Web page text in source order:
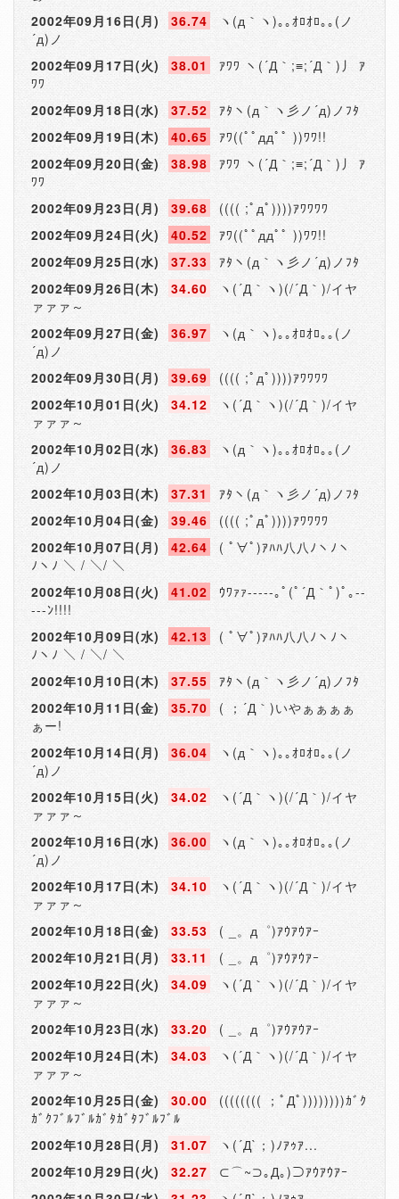
2002年09月16日(月)
36.74
ヽ(д｀ヽ)｡｡ｵﾛｵﾛ｡｡(ノ
´д)ノ
2002年09月17日(火)
38.01
ｱﾜﾜ ヽ(´Д｀;≡;´Д｀)丿 ｱ
ﾜﾜ
2002年09月18日(水)
37.52
ｱﾀヽ(д｀ヽ彡ノ´д)ノﾌﾀ
2002年09月19日(木)
40.65
ｱﾜ((ﾟﾟддﾟﾟ ))ﾜﾜ!!
2002年09月20日(金)
38.98
ｱﾜﾜ ヽ(´Д｀;≡;´Д｀)丿 ｱ
ﾜﾜ
2002年09月23日(月)
39.68
(((( ;ﾟдﾟ))))ｱﾜﾜﾜﾜ
2002年09月24日(火)
40.52
ｱﾜ((ﾟﾟддﾟﾟ ))ﾜﾜ!!
2002年09月25日(水)
37.33
ｱﾀヽ(д｀ヽ彡ノ´д)ノﾌﾀ
2002年09月26日(木)
34.60
ヽ(´Д｀ヽ)(/´Д｀)/イヤ
ァァァ～
2002年09月27日(金)
36.97
ヽ(д｀ヽ)｡｡ｵﾛｵﾛ｡｡(ノ
´д)ノ
2002年09月30日(月)
39.69
(((( ;ﾟдﾟ))))ｱﾜﾜﾜﾜ
2002年10月01日(火)
34.12
ヽ(´Д｀ヽ)(/´Д｀)/イヤ
ァァァ～
2002年10月02日(水)
36.83
ヽ(д｀ヽ)｡｡ｵﾛｵﾛ｡｡(ノ
´д)ノ
2002年10月03日(木)
37.31
ｱﾀヽ(д｀ヽ彡ノ´д)ノﾌﾀ
2002年10月04日(金)
39.46
(((( ;ﾟдﾟ))))ｱﾜﾜﾜﾜ
2002年10月07日(月)
42.64
( ﾟ∀ﾟ)ｱﾊﾊ八八ﾉヽﾉヽ
ﾉヽﾉ ＼ / ＼/ ＼
2002年10月08日(火)
41.02
ｳﾜｧｧ-----｡ﾟ(ﾟ´Д｀ﾟ)ﾟ｡--
---ﾝ!!!!
2002年10月09日(水)
42.13
( ﾟ∀ﾟ)ｱﾊﾊ八八ﾉヽﾉヽ
ﾉヽﾉ ＼ / ＼/ ＼
2002年10月10日(木)
37.55
ｱﾀヽ(д｀ヽ彡ノ´д)ノﾌﾀ
2002年10月11日(金)
35.70
( ；´Д｀)いやぁぁぁぁ
ぁー!
2002年10月14日(月)
36.04
ヽ(д｀ヽ)｡｡ｵﾛｵﾛ｡｡(ノ
´д)ノ
2002年10月15日(火)
34.02
ヽ(´Д｀ヽ)(/´Д｀)/イヤ
ァァァ～
2002年10月16日(水)
36.00
ヽ(д｀ヽ)｡｡ｵﾛｵﾛ｡｡(ノ
´д)ノ
2002年10月17日(木)
34.10
ヽ(´Д｀ヽ)(/´Д｀)/イヤ
ァァァ～
2002年10月18日(金)
33.53
( _。д゜)ｱｳｱｳｱｰ
2002年10月21日(月)
33.11
( _。д゜)ｱｳｱｳｱｰ
2002年10月22日(火)
34.09
ヽ(´Д｀ヽ)(/´Д｀)/イヤ
ァァァ～
2002年10月23日(水)
33.20
( _。д゜)ｱｳｱｳｱｰ
2002年10月24日(木)
34.03
ヽ(´Д｀ヽ)(/´Д｀)/イヤ
ァァァ～
2002年10月25日(金)
30.00
(((((((( ；ﾟДﾟ))))))))ｶﾞｸ
ｶﾞｸﾌﾞﾙﾌﾞﾙｶﾞﾀｶﾞﾀﾌﾞﾙﾌﾞﾙ
2002年10月28日(月)
31.07
ヽ(´Д`；)ﾉｱｩｱ...
2002年10月29日(火)
32.27
⊂⌒~⊃｡Д｡)⊃ｱｳｱｳｱｰ